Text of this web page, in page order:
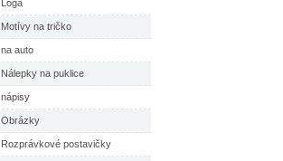
Logá
Motívy na tričko
na auto
Nálepky na puklice
nápisy
Obrázky
Rozprávkové postavičky